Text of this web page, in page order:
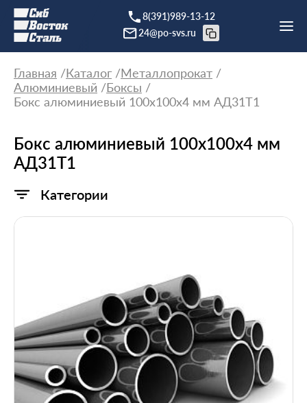
8(391)989-13-12
24@po-svs.ru
Главная Каталог
Металлопрокат
Алюминиевый
Боксы
Бокс алюминиевый 100х100х4 мм АД31Т1
Бокс алюминиевый 100х100х4 мм
АД31Т1
Категории